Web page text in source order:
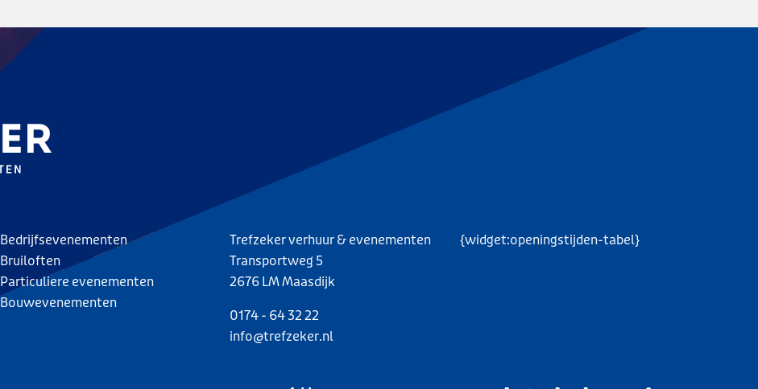
Bedrijfsevenementen
Bruiloften
Particuliere evenementen
Bouwevenementen
Trefzeker verhuur & evenementen
Transportweg 5
2676 LM Maasdijk
0174 - 64 32 22
info@trefzeker.nl
{widget:openingstijden-tabel}